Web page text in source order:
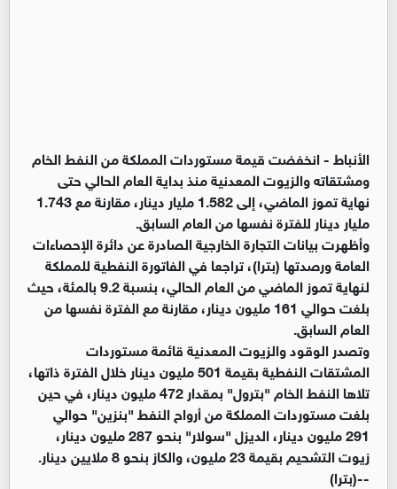
الأنباط -انخفضت قيمة مستوردات المملكة من النفط الخام
ومشتقاته والزيوت المعدنية منذ بداية العام الحالي حتى
نهاية تموز الماضي، إلى 1.582 مليار دينار، مقارنة مع 1.743
مليار دينار للفترة نفسها من العام السابق.
وأظهرت بيانات التجارة الخارجية الصادرة عن دائرة الإحصاءات
العامة ورصدتها (بترا)، تراجعا في الفاتورة النفطية للمملكة
لنهاية تموز الماضي من العام الحالي، بنسبة 9.2 بالمئة، حيث
بلغت حوالي 161 مليون دينار، مقارنة مع الفترة نفسها من
العام السابق.
وتصدر الوقود والزيوت المعدنية قائمة مستوردات
المشتقات النفطية بقيمة 501 مليون دينار خلال الفترة ذاتها،
تلاها النفط الخام "بترول" بمقدار 472 مليون دينار، في حين
بلغت مستوردات المملكة من أرواح النفط "بنزين" حوالي
291 مليون دينار، الديزل "سولار" بنحو 287 مليون دينار،
زيوت التشحيم بقيمة 23 مليون، والكاز بنحو 8 ملايين دينار.
--(بترا)